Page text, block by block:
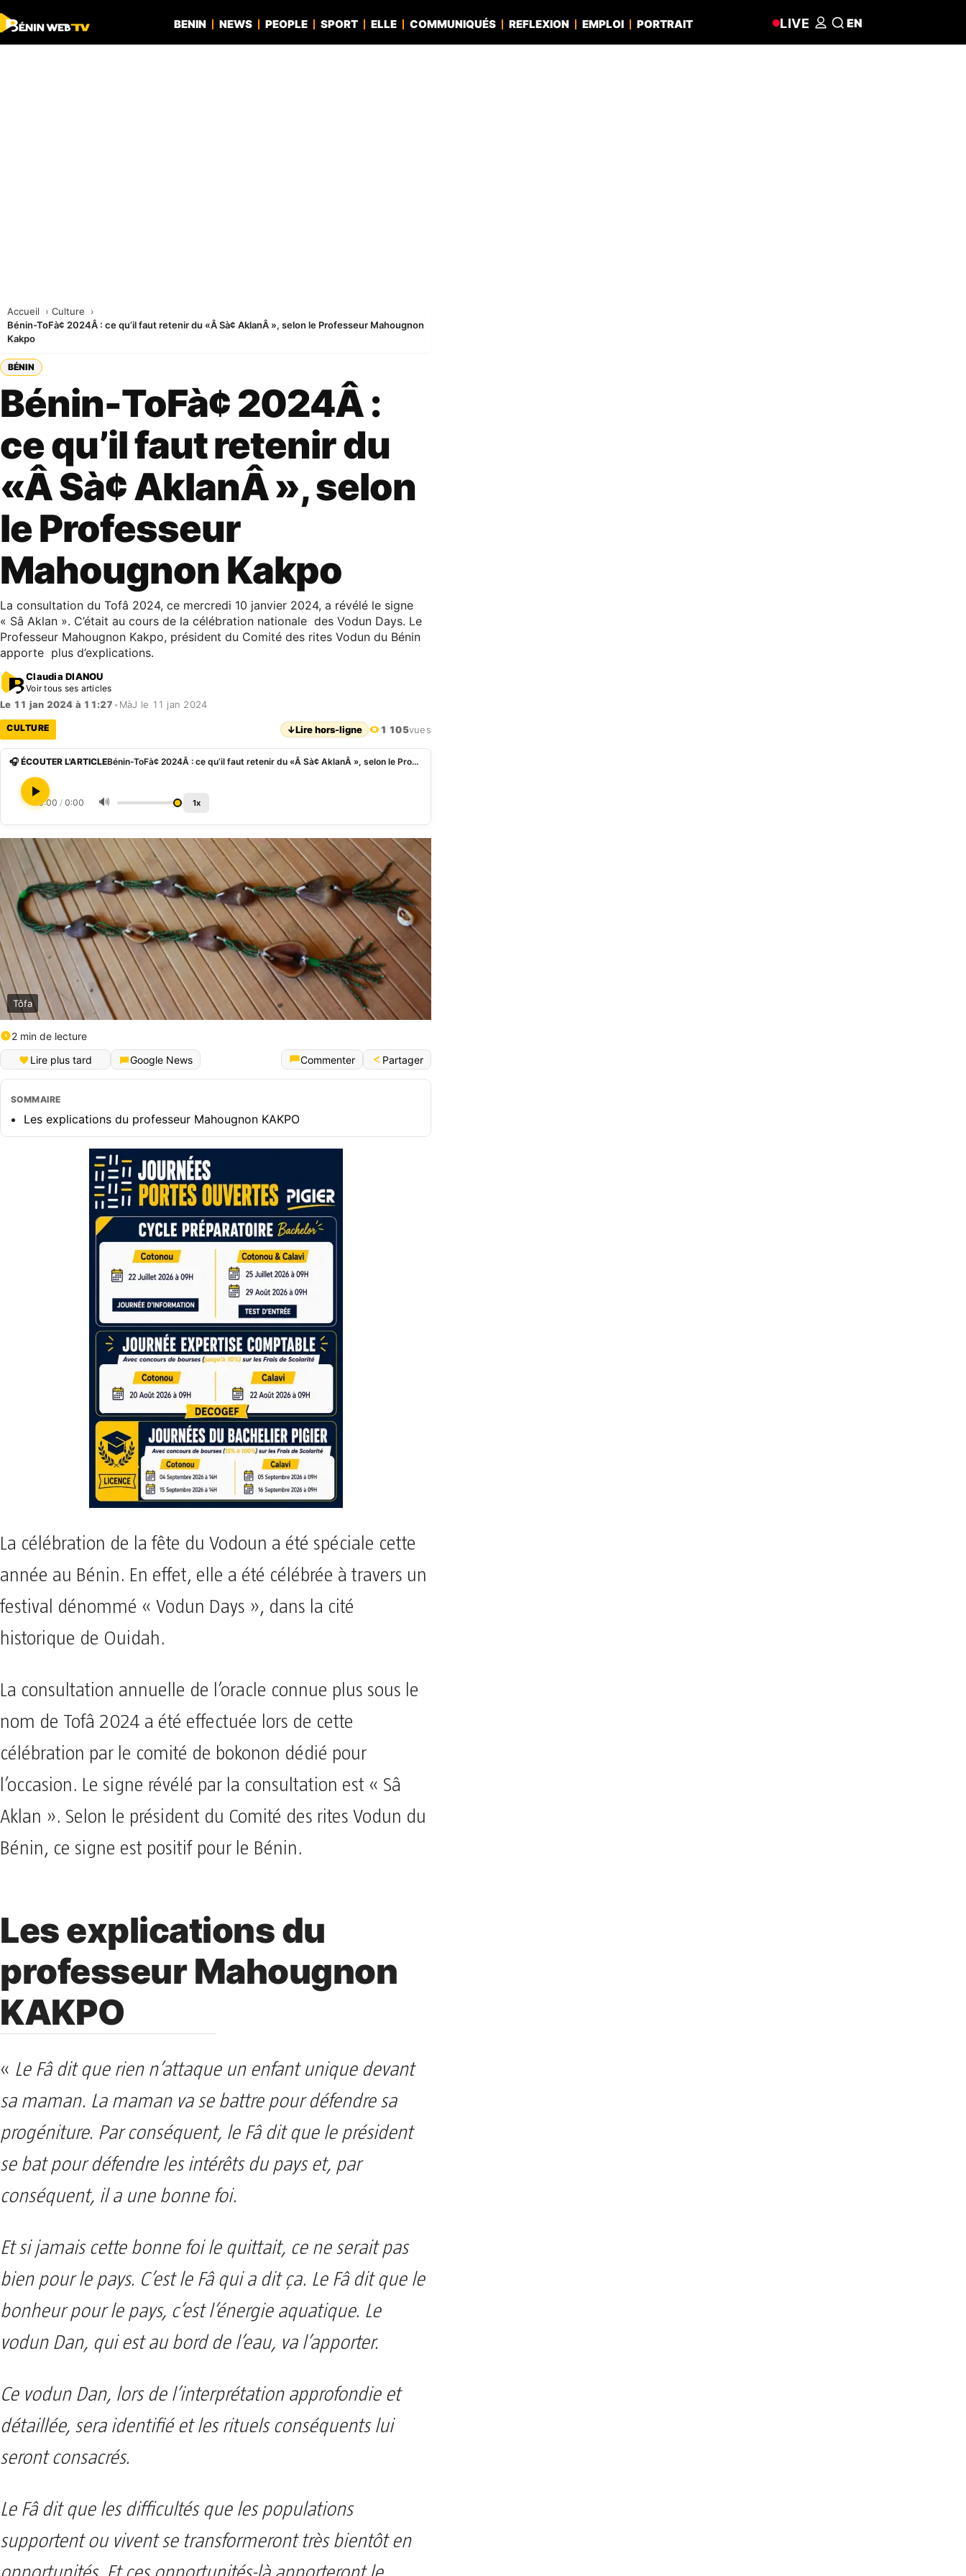
BENIN NEWS PEOPLE SPORT ELLE COMMUNIQUÉS REFLEXION EMPLOI PORTRAIT LIVE EN
Accueil
Culture
Bénin-ToFà¢ 2024Â : ce qu’il faut retenir du «Â Sà¢ AklanÂ », selon le Professeur Mahougnon
Kakpo
BÉNIN
Bénin-ToFà¢ 2024Â :
ce qu’il faut retenir du
«Â Sà¢ AklanÂ », selon
le Professeur
Mahougnon Kakpo
La consultation du Tofâ 2024, ce mercredi 10 janvier 2024, a révélé le signe
« Sâ Aklan ». C’était au cours de la célébration nationale des Vodun Days. Le
Professeur Mahougnon Kakpo, président du Comité des rites Vodun du Bénin
apporte plus d’explications.
Claudia DIANOU
Voir tous ses articles
Le 11 jan 2024 à 11:27 • MàJ le 11 jan 2024
CULTURE ↓Lire hors-ligne 1 105vues
🎧 ÉCOUTER L'ARTICLE Bénin-ToFà¢ 2024Â : ce qu’il faut retenir du «Â Sà¢ AklanÂ », selon le Professeur Mahougnon Kakpo
0:00 / 0:00 🔊 1x
Tôfa
2 min de lecture
Lire plus tard
Google News Commenter Partager
SOMMAIRE
Les explications du professeur Mahougnon KAKPO
La célébration de la fête du Vodoun a été spéciale cette
année au Bénin. En effet, elle a été célébrée à travers un
festival dénommé « Vodun Days », dans la cité
historique de Ouidah.
La consultation annuelle de l’oracle connue plus sous le
nom de Tofâ 2024 a été effectuée lors de cette
célébration par le comité de bokonon dédié pour
l’occasion. Le signe révélé par la consultation est « Sâ
Aklan ». Selon le président du Comité des rites Vodun du
Bénin, ce signe est positif pour le Bénin.
Les explications du
professeur Mahougnon
KAKPO
« Le Fâ dit que rien n’attaque un enfant unique devant
sa maman. La maman va se battre pour défendre sa
progéniture. Par conséquent, le Fâ dit que le président
se bat pour défendre les intérêts du pays et, par
conséquent, il a une bonne foi.
Et si jamais cette bonne foi le quittait, ce ne serait pas
bien pour le pays. C’est le Fâ qui a dit ça. Le Fâ dit que le
bonheur pour le pays, c’est l’énergie aquatique. Le
vodun Dan, qui est au bord de l’eau, va l’apporter.
Ce vodun Dan, lors de l’interprétation approfondie et
détaillée, sera identifié et les rituels conséquents lui
seront consacrés.
Le Fâ dit que les difficultés que les populations
supportent ou vivent se transformeront très bientôt en